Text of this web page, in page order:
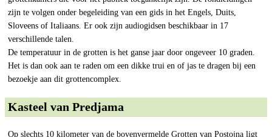
zijn te volgen onder begeleiding van een gids in het Engels, Duits,
Sloveens of Italiaans. Er ook zijn audiogidsen beschikbaar in 17
verschillende talen.
De temperatuur in de grotten is het ganse jaar door ongeveer 10 graden.
Het is dan ook aan te raden om een dikke trui en of jas te dragen bij een
bezoekje aan dit grottencomplex.
Kasteel van Predjama
Op slechts 10 kilometer van de bovenvermelde Grotten van Postojna ligt